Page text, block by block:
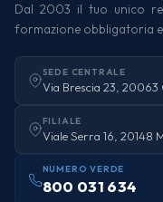
Dal 2003 il tuo unico
formazione obbligatoria
SEDE CENTRALE
Via Brescia 23, 20063
FILIALE
Viale Serra 16, 20148
NUMERO VERDE
800 031 634